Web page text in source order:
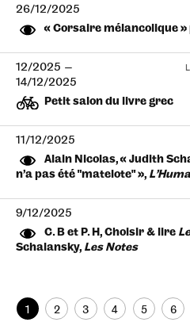
26/12/2025
« Corsaire mélancolique
12/2025 —
14/12/2025
Petit salon du livre grec
11/12/2025
Alain Nicolas, « Judith
n’a pas été “matelote” »,
9/12/2025
C. B et P. H, Choisir & lire
Schalansky, Les Notes
1 2 3 4 5 6